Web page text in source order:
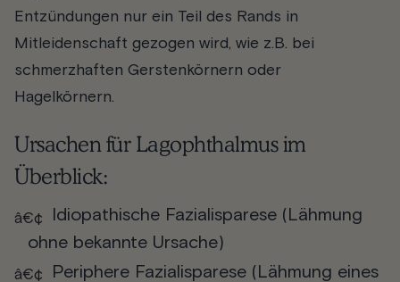
Entzündungen nur ein Teil des Rands in
Mitleidenschaft gezogen wird, wie z.B. bei
schmerzhaften Gerstenkörnern oder
Hagelkörnern.
Ursachen für Lagophthalmus im
Überblick:
Idiopathische Fazialisparese (Lähmung
ohne bekannte Ursache)
Periphere Fazialisparese (Lähmung eines